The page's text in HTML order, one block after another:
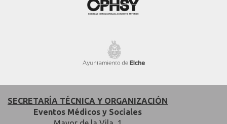
SECRETARÍA TÉCNICA Y ORGANIZACIÓN
Eventos Médicos y Sociales